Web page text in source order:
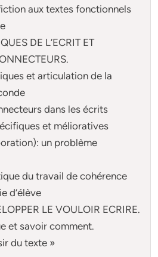
aux textes fonctionnels
DE L’ECRIT ET
et articulation de la
dans les écrits
et mélioratives
un problème
du travail de cohérence
d’élève
LE VOULOIR ECRIRE.
et savoir comment.
du texte »